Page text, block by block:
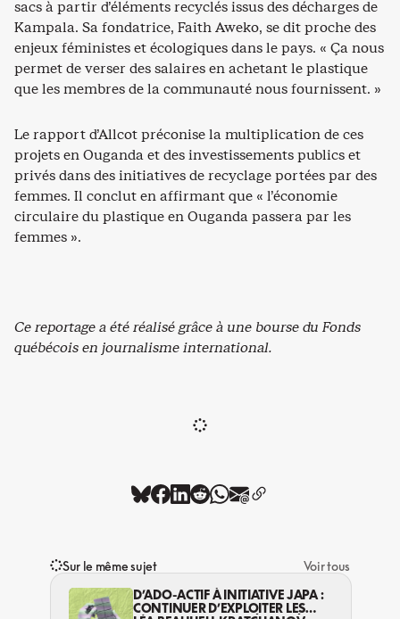
sacs à partir d’éléments recyclés issus des décharges de
Kampala. Sa fondatrice, Faith Aweko, se dit proche des
enjeux féministes et écologiques dans le pays. « Ça nous
permet de verser des salaires en achetant le plastique
que les membres de la communauté nous fournissent. »
Le rapport d’Allcot préconise la multiplication de ces
projets en Ouganda et des investissements publics et
privés dans des initiatives de recyclage portées par des
femmes. Il conclut en affirmant que « l’économie
circulaire du plastique en Ouganda passera par les
femmes ».
Ce reportage a été réalisé grâce à une bourse du Fonds
québécois en journalisme international.
Sur le même sujet
Voir tous
D’ADO-ACTIF À INITIATIVE JAPA :
CONTINUER D’EXPLOITER LES